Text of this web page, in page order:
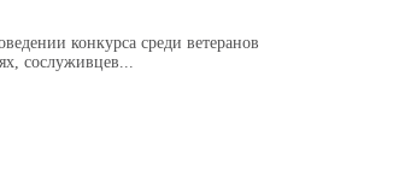
конкурса среди ветеранов
сослуживцев...